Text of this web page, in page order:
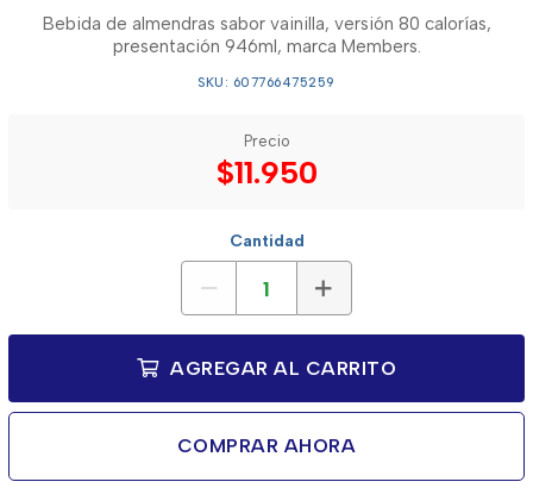
Bebida de almendras sabor vainilla, versión 80 calorías,
presentación 946ml, marca Members.
SKU: 607766475259
Precio
$11.950
Cantidad
AGREGAR AL CARRITO
COMPRAR AHORA